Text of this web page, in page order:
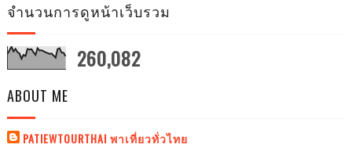
จำนวนการดูหน้าเว็บรวม
260,082
ABOUT ME
PATIEWTOURTHAI พาเที่ยวทั่วไทย